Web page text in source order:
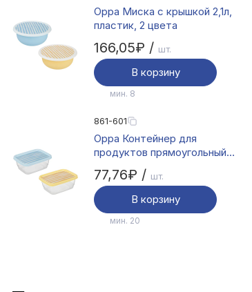
Орра Миска с крышкой 2,1л,
пластик, 2 цвета
166,05₽ / шт.
В корзину
мин. 8
861-601
Орра Контейнер для
продуктов прямоугольный
0,5л, пластик, 2 цвета
77,76₽ / шт.
В корзину
мин. 20